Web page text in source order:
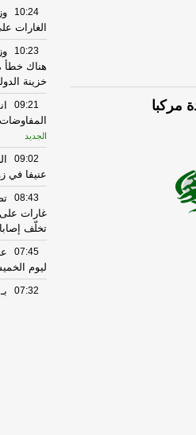
مركبا
10:24
الغارات
10:23
هناك خطأ
خزينة
09:21
الجديد
09:02
عنيفا في
08:43
غارات
تخلّف
07:45
ليوم الخميس 06-
07:32